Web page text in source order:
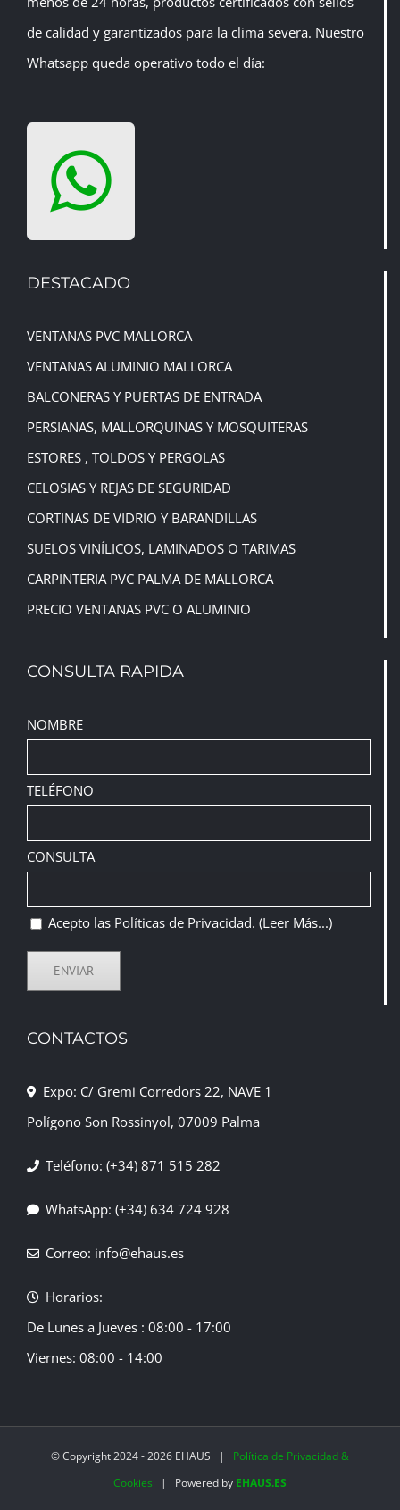
de calidad y garantizados para la clima severa. Nuestro
Whatsapp queda operativo todo el día:
DESTACADO
VENTANAS PVC MALLORCA
VENTANAS ALUMINIO MALLORCA
BALCONERAS Y PUERTAS DE ENTRADA
PERSIANAS, MALLORQUINAS Y MOSQUITERAS
ESTORES , TOLDOS Y PERGOLAS
CELOSIAS Y REJAS DE SEGURIDAD
CORTINAS DE VIDRIO Y BARANDILLAS
SUELOS VINÍLICOS, LAMINADOS O TARIMAS
CARPINTERIA PVC PALMA DE MALLORCA
PRECIO VENTANAS PVC O ALUMINIO
CONSULTA RAPIDA
NOMBRE
TELÉFONO
CONSULTA
Acepto las Políticas de Privacidad. (Leer Más...)
CONTACTOS
Expo: C/ Gremi Corredors 22, NAVE 1
Polígono Son Rossinyol, 07009 Palma
Teléfono: (+34) 871 515 282
WhatsApp: (+34) 634 724 928
Correo: info@ehaus.es
Horarios:
De Lunes a Jueves : 08:00 - 17:00
Viernes: 08:00 - 14:00
© Copyright 2024 -2026 EHAUS | Política de Privacidad &
Cookies | Powered by EHAUS.ES